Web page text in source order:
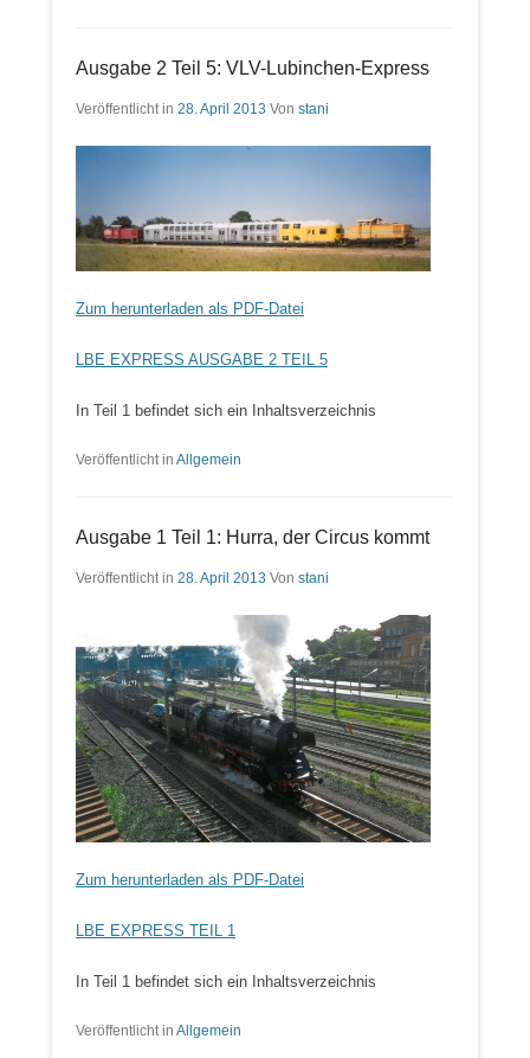
Ausgabe 2 Teil 5: VLV-Lubinchen-Express
Veröffentlicht in 28. April 2013 Von stani
Zum herunterladen als PDF-Datei
LBE EXPRESS AUSGABE 2 TEIL 5
In Teil 1 befindet sich ein Inhaltsverzeichnis
Veröffentlicht in Allgemein
Ausgabe 1 Teil 1: Hurra, der Circus kommt
Veröffentlicht in 28. April 2013 Von stani
Zum herunterladen als PDF-Datei
LBE EXPRESS TEIL 1
In Teil 1 befindet sich ein Inhaltsverzeichnis
Veröffentlicht in Allgemein